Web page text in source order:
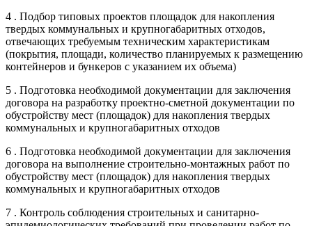
4 . Подбор типовых проектов площадок для накопления
твердых коммунальных и крупногабаритных отходов,
отвечающих требуемым техническим характеристикам
(покрытия, площади, количество планируемых к размещению
контейнеров и бункеров с указанием их объема)
5 . Подготовка необходимой документации для заключения
договора на разработку проектно-сметной документации по
обустройству мест (площадок) для накопления твердых
коммунальных и крупногабаритных отходов
6 . Подготовка необходимой документации для заключения
договора на выполнение строительно-монтажных работ по
обустройству мест (площадок) для накопления твердых
коммунальных и крупногабаритных отходов
7 . Контроль соблюдения строительных и санитарно-